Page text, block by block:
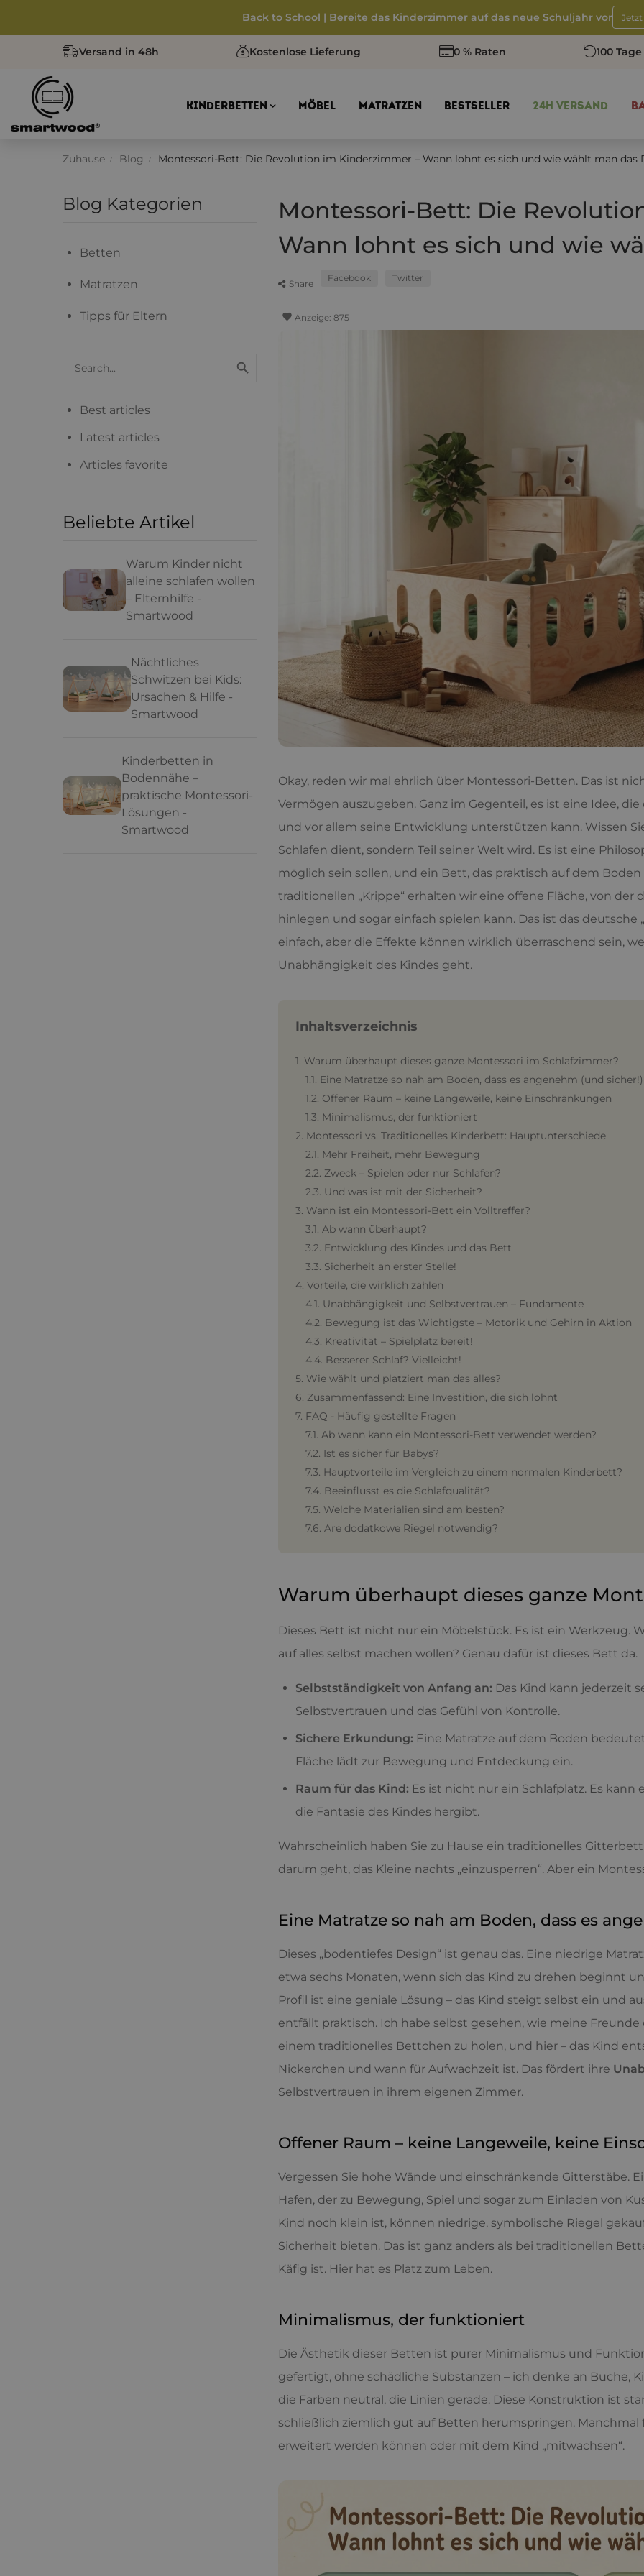
Back to School | Bereite das Kinderzimmer auf das neue Schuljahr vor
Versand in 48h Kostenlose Lieferung 0 % Raten 100
KINDERBETTEN MÖBEL MATRATZEN BESTSELLER 24H VERSAND
Zuhause Blog Montessori-Bett: Die Revolution im Kinderzimmer – Wann lohnt es sich und wie wählt man das
Blog Kategorien
Betten
Matratzen
Tipps für Eltern
Search

Best articles
Latest articles
Articles favorite
Beliebte Artikel
Warum Kinder nicht
alleine schlafen wollen
– Elternhilfe -
Smartwood
Nächtliches
Schwitzen bei Kids:
Ursachen & Hilfe -
Smartwood
Kinderbetten in
Bodennähe –
praktische Montessori-
Lösungen -
Smartwood
Montessori-Bett: Die
Wann lohnt es sich und wie
Share
Facebook Twitter
favorite Anzeige: 875
Okay, reden wir mal ehrlich über Montessori-Betten. Das ist
Vermögen auszugeben. Ganz im Gegenteil, es ist eine Idee,
und vor allem seine Entwicklung unterstützen kann. Wissen
Schlafen dient, sondern Teil seiner Welt wird. Es ist eine
möglich sein sollen, und ein Bett, das praktisch auf dem
traditionellen „Krippe“ erhalten wir eine offene Fläche, von der
hinlegen und sogar einfach spielen kann. Das ist das
einfach, aber die Effekte können wirklich überraschend sein,
Unabhängigkeit des Kindes geht.
Inhaltsverzeichnis
1. Warum überhaupt dieses ganze Montessori im Schlafzimmer?
1.1. Eine Matratze so nah am Boden, dass es angenehm (und
1.2. Offener Raum – keine Langeweile, keine Einschränkungen
1.3. Minimalismus, der funktioniert
2. Montessori vs. Traditionelles Kinderbett: Hauptunterschiede
2.1. Mehr Freiheit, mehr Bewegung
2.2. Zweck – Spielen oder nur Schlafen?
2.3. Und was ist mit der Sicherheit?
3. Wann ist ein Montessori-Bett ein Volltreffer?
3.1. Ab wann überhaupt?
3.2. Entwicklung des Kindes und das Bett
3.3. Sicherheit an erster Stelle!
4. Vorteile, die wirklich zählen
4.1. Unabhängigkeit und Selbstvertrauen – Fundamente
4.2. Bewegung ist das Wichtigste – Motorik und Gehirn in Aktion
4.3. Kreativität – Spielplatz bereit!
4.4. Besserer Schlaf? Vielleicht!
5. Wie wählt und platziert man das alles?
6. Zusammenfassend: Eine Investition, die sich lohnt
7. FAQ - Häufig gestellte Fragen
7.1. Ab wann kann ein Montessori-Bett verwendet werden?
7.2. Ist es sicher für Babys?
7.3. Hauptvorteile im Vergleich zu einem normalen Kinderbett?
7.4. Beeinflusst es die Schlafqualität?
7.5. Welche Materialien sind am besten?
7.6. Are dodatkowe Riegel notwendig?
Warum überhaupt dieses ganze
Dieses Bett ist nicht nur ein Möbelstück. Es ist ein Werkzeug.
auf alles selbst machen wollen? Genau dafür ist dieses Bett da.
Selbstständigkeit von Anfang an: Das Kind kann jederzeit
Selbstvertrauen und das Gefühl von Kontrolle.
Sichere Erkundung: Eine Matratze auf dem Boden
Fläche lädt zur Bewegung und Entdeckung ein.
Raum für das Kind: Es ist nicht nur ein Schlafplatz. Es kann
die Fantasie des Kindes hergibt.
Wahrscheinlich haben Sie zu Hause ein traditionelles
darum geht, das Kleine nachts „einzusperren“. Aber ein
Eine Matratze so nah am Boden, dass es
Dieses „bodentiefes Design“ ist genau das. Eine niedrige
etwa sechs Monaten, wenn sich das Kind zu drehen beginnt
Profil ist eine geniale Lösung – das Kind steigt selbst ein und
entfällt praktisch. Ich habe selbst gesehen, wie meine
einem traditionelles Bettchen zu holen, und hier – das Kind
Nickerchen und wann für Aufwachzeit ist. Das fördert ihre
Selbstvertrauen in ihrem eigenen Zimmer.
Offener Raum – keine Langeweile, keine
Vergessen Sie hohe Wände und einschränkende Gitterstäbe.
Hafen, der zu Bewegung, Spiel und sogar zum Einladen von
Kind noch klein ist, können niedrige, symbolische Riegel
Sicherheit bieten. Das ist ganz anders als bei traditionellen
Käfig ist. Hier hat es Platz zum Leben.
Minimalismus, der funktioniert
Die Ästhetik dieser Betten ist purer Minimalismus und
gefertigt, ohne schädliche Substanzen – ich denke an Buche,
die Farben neutral, die Linien gerade. Diese Konstruktion ist
schließlich ziemlich gut auf Betten herumspringen.
erweitert werden können oder mit dem Kind „mitwachsen“.